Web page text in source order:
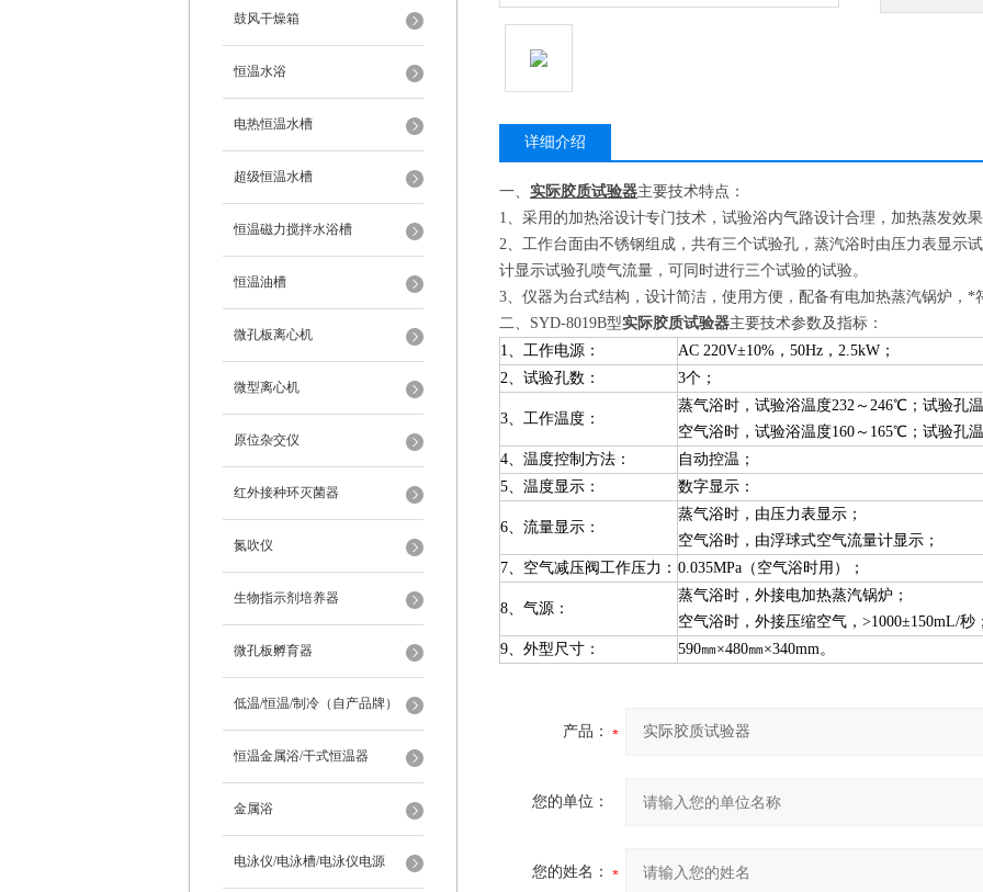
鼓风干燥箱
恒温水浴
电热恒温水槽
超级恒温水槽
恒温磁力搅拌水浴槽
恒温油槽
微孔板离心机
微型离心机
原位杂交仪
红外接种环灭菌器
氮吹仪
生物指示剂培养器
微孔板孵育器
低温/恒温/制冷（自产品牌）
恒温金属浴/干式恒温器
金属浴
电泳仪/电泳槽/电泳仪电源
详细介绍
一、 实际胶质试验器主要技术特点：
1、采用的加热浴设计专门技术，试验浴内气路设计合理，加热蒸发效
2、工作台面由不锈钢组成，共有三个试验孔，蒸汽浴时由压力表显示
计显示试验孔喷气流量，可同时进行三个试验的试验。
3、仪器为台式结构，设计简洁，使用方便，配备有电加热蒸汽锅炉，
二、SYD-8019B型实际胶质试验器主要技术参数及指标：
1、工作电源：
AC 220V±10%，50Hz，2.5kW；
2、试验孔数：
3个；
3、工作温度：
蒸气浴时，试验浴温度232～246℃；试验孔
空气浴时，试验浴温度160～165℃；试验孔
4、温度控制方法：
自动控温；
5、温度显示：
数字显示：
6、流量显示：
蒸气浴时，由压力表显示；
空气浴时，由浮球式空气流量计显示；
7、空气减压阀工作压力： 0.035MPa（空气浴时用）；
8、气源：
蒸气浴时，外接电加热蒸汽锅炉；
空气浴时，外接压缩空气，>1000±150mL/秒
9、外型尺寸：
590㎜×480㎜×340mm。
产品：
您的单位：
您的姓名：